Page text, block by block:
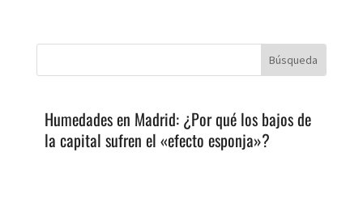
Humedades en Madrid: ¿Por qué los bajos de
la capital sufren el «efecto esponja»?